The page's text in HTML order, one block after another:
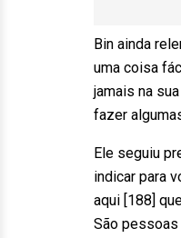
Bin ainda
uma coisa
jamais na
fazer
Ele seguiu
indicar para
aqui [188]
São